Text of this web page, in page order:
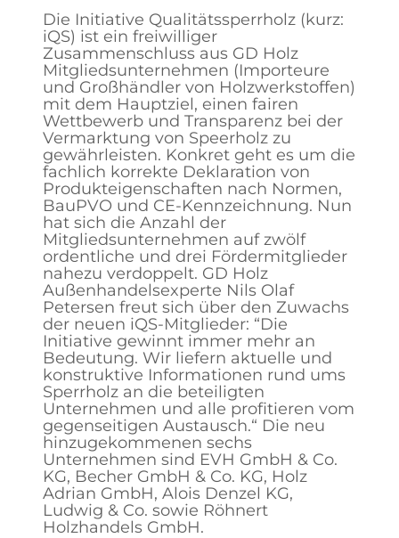
Die Initiative Qualitätssperrholz (kurz:
iQS) ist ein freiwilliger
Zusammenschluss aus GD Holz
Mitgliedsunternehmen (Importeure
und Großhändler von Holzwerkstoffen)
mit dem Hauptziel, einen fairen
Wettbewerb und Transparenz bei der
Vermarktung von Speerholz zu
gewährleisten. Konkret geht es um die
fachlich korrekte Deklaration von
Produkteigenschaften nach Normen,
BauPVO und CE-Kennzeichnung. Nun
hat sich die Anzahl der
Mitgliedsunternehmen auf zwölf
ordentliche und drei Fördermitglieder
nahezu verdoppelt. GD Holz
Außenhandelsexperte Nils Olaf
Petersen freut sich über den Zuwachs
der neuen iQS-Mitglieder: “Die
Initiative gewinnt immer mehr an
Bedeutung. Wir liefern aktuelle und
konstruktive Informationen rund ums
Sperrholz an die beteiligten
Unternehmen und alle profitieren vom
gegenseitigen Austausch.“ Die neu
hinzugekommenen sechs
Unternehmen sind EVH GmbH & Co.
KG, Becher GmbH & Co. KG, Holz
Adrian GmbH, Alois Denzel KG,
Ludwig & Co. sowie Röhnert
Holzhandels GmbH.